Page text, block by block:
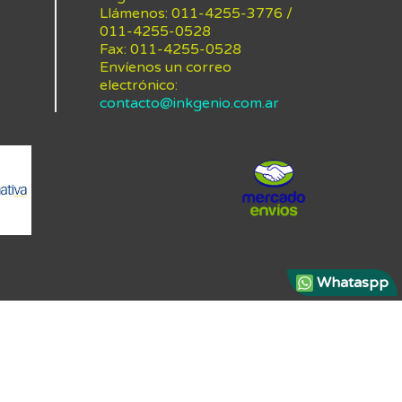
Llámenos: 011-4255-3776 /
011-4255-0528
Fax: 011-4255-0528
Envíenos un correo
electrónico:
contacto@inkgenio.com.ar
Whataspp